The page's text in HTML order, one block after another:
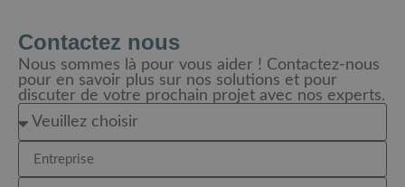
Contactez nous
Nous sommes là pour vous aider ! Contactez-nous
pour en savoir plus sur nos solutions et pour
discuter de votre prochain projet avec nos experts.